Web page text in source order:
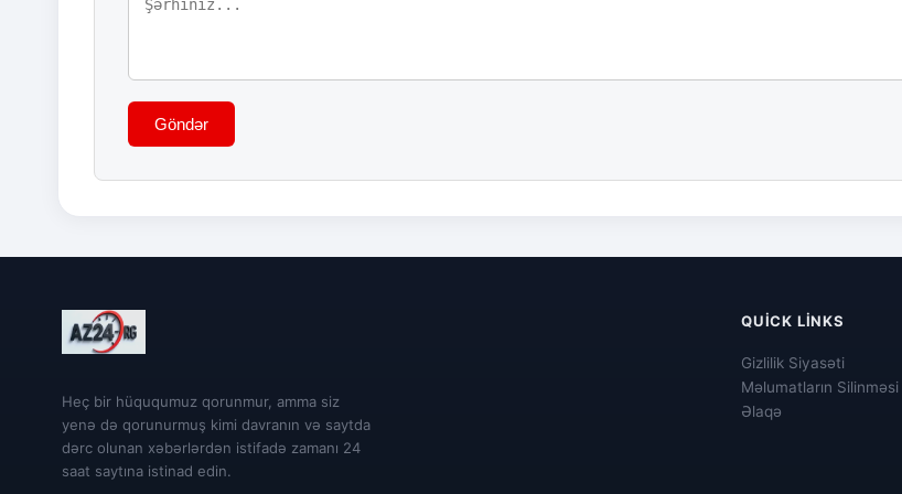
Göndər
Heç bir hüququmuz qorunmur, amma siz
yenə də qorunurmuş kimi davranın və saytda
dərc olunan xəbərlərdən istifadə zamanı 24
saat saytına istinad edin.
QUICK LINKS
Gizlilik Siyasəti
Məlumatların Silinməsi
Əlaqə